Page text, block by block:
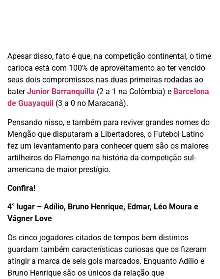
Apesar disso, fato é que, na competição continental, o time
carioca está com 100% de aproveitamento ao ter vencido
seus dois compromissos nas duas primeiras rodadas ao
baterJunior Barranquilla (2 a 1 na Colômbia) e Barcelona
de Guayaquil (3 a 0 no Maracanã).
Pensando nisso, e também para reviver grandes nomes do
Mengão que disputaram a Libertadores, o Futebol Latino
fez um levantamento para conhecer quem são os maiores
artilheiros do Flamengo na história da competição sul-
americana de maior prestígio.
Confira!
4° lugar – Adílio, Bruno Henrique, Edmar, Léo Moura e
Vágner Love
Os cinco jogadores citados de tempos bem distintos
guardam também características curiosas que os fizeram
atingir a marca de seis gols marcados. Enquanto Adílio e
Bruno Henrique são os únicos da relação que